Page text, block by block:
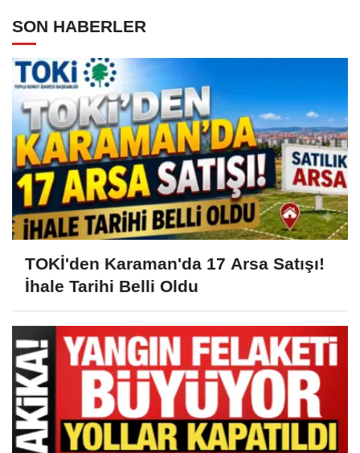
SON HABERLER
TOKİ'den Karaman'da 17 Arsa Satışı!
İhale Tarihi Belli Oldu